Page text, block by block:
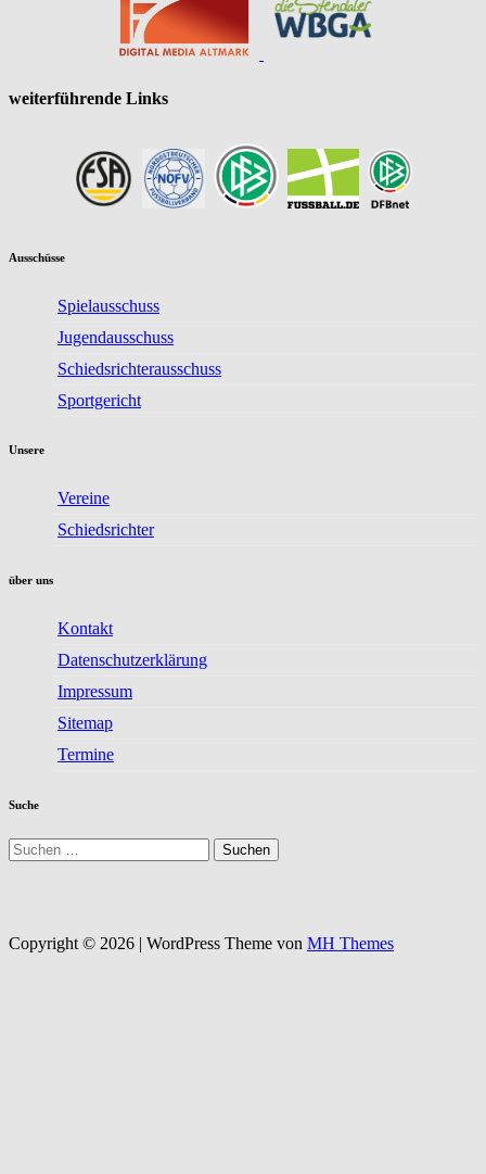
weiterführende Links
Ausschüsse
Spielausschuss
Jugendausschuss
Schiedsrichterausschuss
Sportgericht
Unsere
Vereine
Schiedsrichter
über uns
Kontakt
Datenschutzerklärung
Impressum
Sitemap
Termine
Suche
Suchen
nach:
Copyright © 2026 | WordPress Theme von MH Themes